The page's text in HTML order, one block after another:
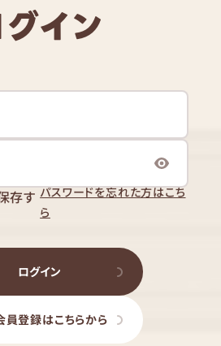
イン
存す パスワードを忘れた方はこち
ら
ログイン
員登録はこちらから